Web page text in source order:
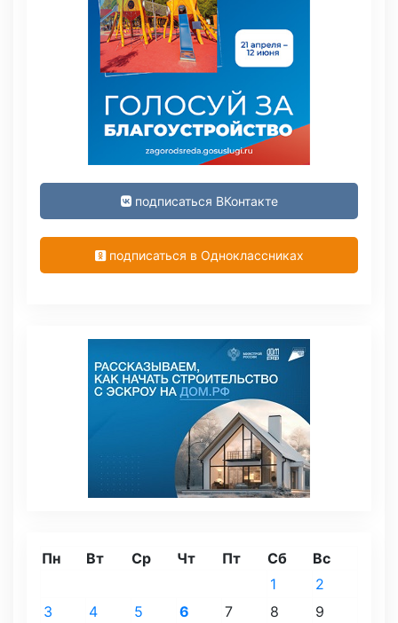
подписаться ВКонтакте
подписаться в Одноклассниках
Пн Вт Ср Чт Пт Сб Вс
1
2
3
4 5 6 7 8
9